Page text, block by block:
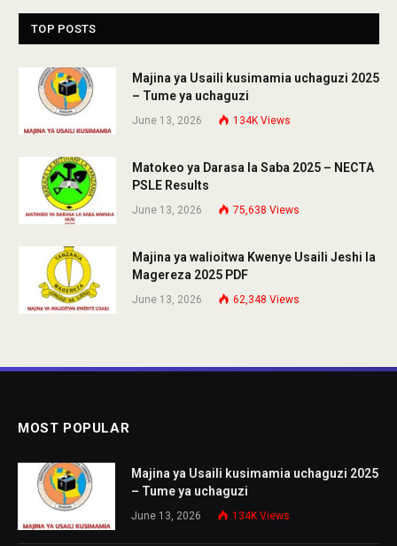
TOP POSTS
Majina ya Usaili kusimamia uchaguzi 2025
– Tume ya uchaguzi
June 13, 2026 134K Views
Matokeo ya Darasa la Saba 2025 – NECTA
PSLE Results
June 13, 2026 75,638 Views
Majina ya walioitwa Kwenye Usaili Jeshi la
Magereza 2025 PDF
June 13, 2026 62,348 Views
MOST POPULAR
Majina ya Usaili kusimamia uchaguzi 2025
– Tume ya uchaguzi
June 13, 2026 134K Views